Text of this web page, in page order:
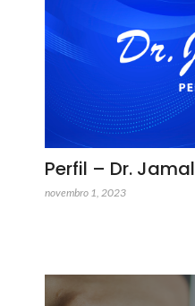
Perfil – Dr. Jamal
novembro 1, 2023